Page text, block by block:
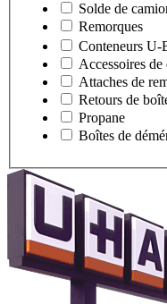
Solde de
Remorques
Conteneurs U-
Accessoires de
Attaches de
Retours de
Propane
Boîtes de